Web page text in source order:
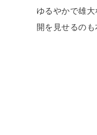
ゆるやかで雄
開を見せるのも